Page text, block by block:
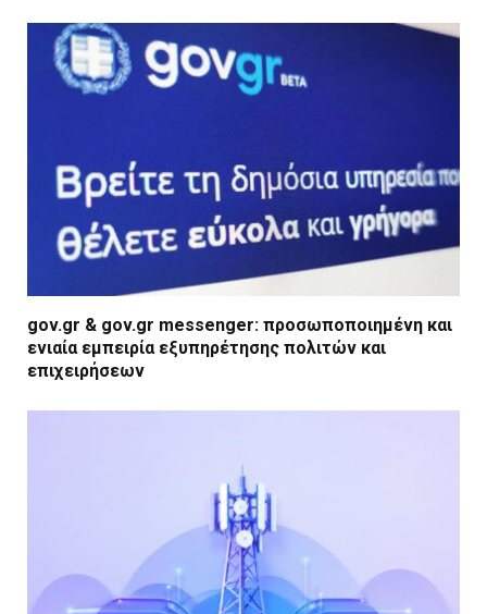
gov.gr & gov.gr messenger: προσωποποιημένη και
ενιαία εμπειρία εξυπηρέτησης πολιτών και
επιχειρήσεων